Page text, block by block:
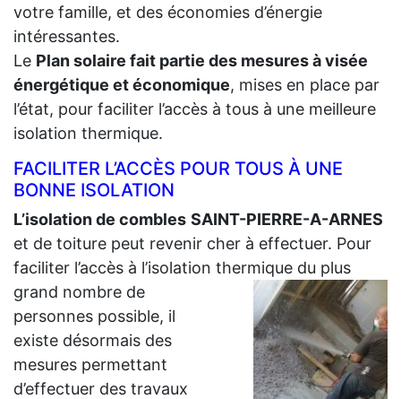
votre famille, et des économies d’énergie
intéressantes.
Le Plan solaire fait partie des mesures à visée
énergétique et économique, mises en place par
l’état, pour faciliter l’accès à tous à une meilleure
isolation thermique.
FACILITER L’ACCÈS POUR TOUS À UNE
BONNE ISOLATION
L’isolation de combles SAINT-PIERRE-A-ARNES
et de toiture peut revenir cher à effectuer. Pour
faciliter l’accès à l’isolation thermique du plus
grand nombre de
personnes possible, il
existe désormais des
mesures permettant
d’effectuer des travaux